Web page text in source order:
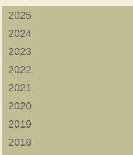
2025
2024
2023
2022
2021
2020
2019
2018